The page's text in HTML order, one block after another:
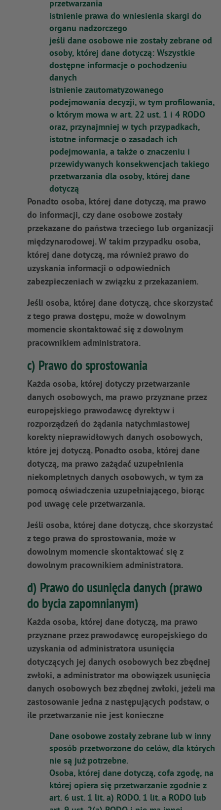
przetwarzania
istnienie prawa do wniesienia skargi do
organu nadzorczego
jeśli dane osobowe nie zostały zebrane od
osoby, której dane dotyczą: Wszystkie
dostępne informacje o pochodzeniu
danych
istnienie zautomatyzowanego
podejmowania decyzji, w tym profilowania,
o którym mowa w art. 22 ust. 1 i 4 RODO
oraz, przynajmniej w tych przypadkach,
istotne informacje o zasadach ich
podejmowania, a także o znaczeniu i
przewidywanych konsekwencjach takiego
przetwarzania dla osoby, której dane
dotyczą
Ponadto osoba, której dane dotyczą, ma prawo
do informacji, czy dane osobowe zostały
przekazane do państwa trzeciego lub organizacji
międzynarodowej. W takim przypadku osoba,
której dane dotyczą, ma również prawo do
uzyskania informacji o odpowiednich
zabezpieczeniach w związku z przekazaniem.
Jeśli osoba, której dane dotyczą, chce skorzystać
z tego prawa dostępu, może w dowolnym
momencie skontaktować się z dowolnym
pracownikiem administratora.
c) Prawo do sprostowania
Każda osoba, której dotyczy przetwarzanie
danych osobowych, ma prawo przyznane przez
europejskiego prawodawcę dyrektyw i
rozporządzeń do żądania natychmiastowej
korekty nieprawidłowych danych osobowych,
które jej dotyczą. Ponadto osoba, której dane
dotyczą, ma prawo zażądać uzupełnienia
niekompletnych danych osobowych, w tym za
pomocą oświadczenia uzupełniającego, biorąc
pod uwagę cele przetwarzania.
Jeśli osoba, której dane dotyczą, chce skorzystać
z tego prawa do sprostowania, może w
dowolnym momencie skontaktować się z
dowolnym pracownikiem administratora.
d) Prawo do usunięcia danych (prawo
do bycia zapomnianym)
Każda osoba, której dane dotyczą, ma prawo
przyznane przez prawodawcę europejskiego do
uzyskania od administratora usunięcia
dotyczących jej danych osobowych bez zbędnej
zwłoki, a administrator ma obowiązek usunięcia
danych osobowych bez zbędnej zwłoki, jeżeli ma
zastosowanie jedna z następujących podstaw, o
ile przetwarzanie nie jest konieczne
Dane osobowe zostały zebrane lub w inny
sposób przetworzone do celów, dla których
nie są już potrzebne.
Osoba, której dane dotyczą, cofa zgodę, na
której opiera się przetwarzanie zgodnie z
art. 6 ust. 1 lit. a) RODO. 1 lit. a RODO lub